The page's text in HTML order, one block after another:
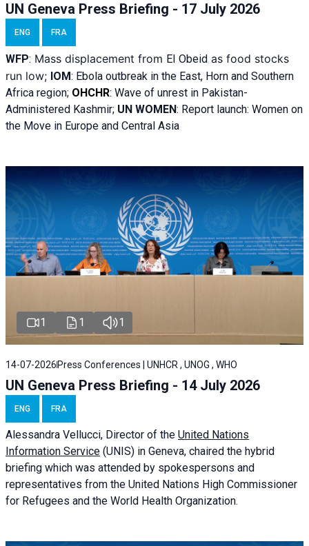
UN Geneva Press Briefing - 17 July 2026
ENG FRA
WFP: Mass displacement from El Obeid as food stocks
run low; IOM: Ebola outbreak in the East, Horn and Southern
Africa region; OHCHR: Wave of unrest in Pakistan-
Administered Kashmir; UN WOMEN: Report launch: Women on
the Move in Europe and Central Asia
1 1 1
14-07-2026 Press Conferences | UNHCR , UNOG , WHO
UN Geneva Press Briefing - 14 July 2026
ENG FRA
Alessandra Vellucci, Director of the United Nations
Information Service (UNIS) in Geneva, chaired the hybrid
briefing which was attended by spokespersons and
representatives from the United Nations High Commissioner
for Refugees and the World Health Organization.